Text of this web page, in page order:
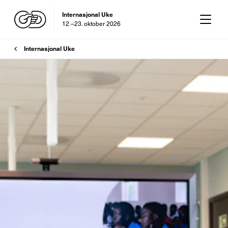
12.–23. oktober 2026
29. oktober 2026
Brødsmulesti
Internasjonal Uke